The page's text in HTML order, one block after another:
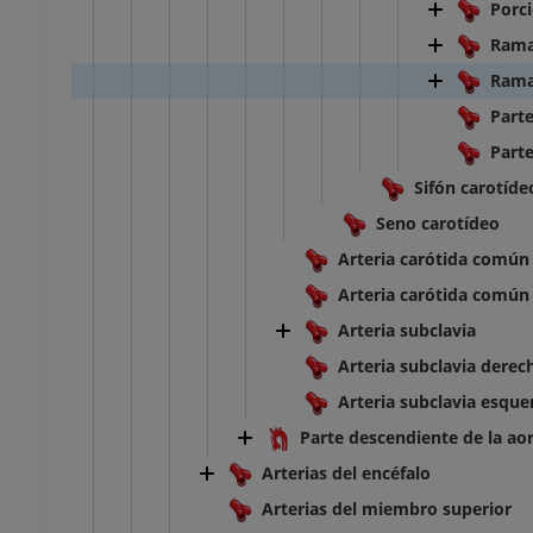
Sifón
Seno carotídeo
Arteria carótida común
Arteria carótida común
Arteria subclavia
Arteria subclavia
Arteria subclavia
Parte descendiente de la
Arterias del encéfalo
Arterias del miembro superior
TC del tobillo y del pie
PREMIUM